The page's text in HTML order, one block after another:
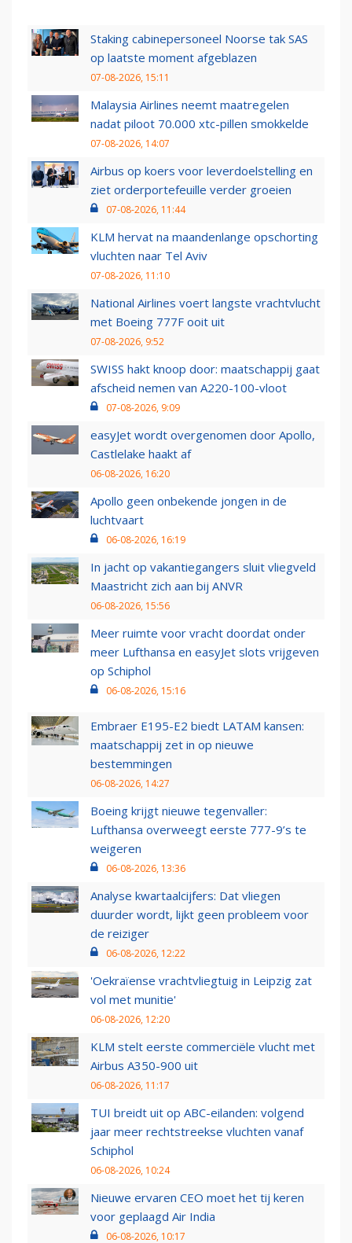
Staking cabinepersoneel Noorse tak SAS
op laatste moment afgeblazen
07-08-2026, 15:11
Malaysia Airlines neemt maatregelen
nadat piloot 70.000 xtc-pillen smokkelde
07-08-2026, 14:07
Airbus op koers voor leverdoelstelling en
ziet orderportefeuille verder groeien
07-08-2026, 11:44
KLM hervat na maandenlange opschorting
vluchten naar Tel Aviv
07-08-2026, 11:10
National Airlines voert langste vrachtvlucht
met Boeing 777F ooit uit
07-08-2026, 9:52
SWISS hakt knoop door: maatschappij gaat
afscheid nemen van A220-100-vloot
07-08-2026, 9:09
easyJet wordt overgenomen door Apollo,
Castlelake haakt af
06-08-2026, 16:20
Apollo geen onbekende jongen in de
luchtvaart
06-08-2026, 16:19
In jacht op vakantiegangers sluit vliegveld
Maastricht zich aan bij ANVR
06-08-2026, 15:56
Meer ruimte voor vracht doordat onder
meer Lufthansa en easyJet slots vrijgeven
op Schiphol
06-08-2026, 15:16
Embraer E195-E2 biedt LATAM kansen:
maatschappij zet in op nieuwe
bestemmingen
06-08-2026, 14:27
Boeing krijgt nieuwe tegenvaller:
Lufthansa overweegt eerste 777-9’s te
weigeren
06-08-2026, 13:36
Analyse kwartaalcijfers: Dat vliegen
duurder wordt, lijkt geen probleem voor
de reiziger
06-08-2026, 12:22
'Oekraïense vrachtvliegtuig in Leipzig zat
vol met munitie'
06-08-2026, 12:20
KLM stelt eerste commerciële vlucht met
Airbus A350-900 uit
06-08-2026, 11:17
TUI breidt uit op ABC-eilanden: volgend
jaar meer rechtstreekse vluchten vanaf
Schiphol
06-08-2026, 10:24
Nieuwe ervaren CEO moet het tij keren
voor geplaagd Air India
06-08-2026, 10:17